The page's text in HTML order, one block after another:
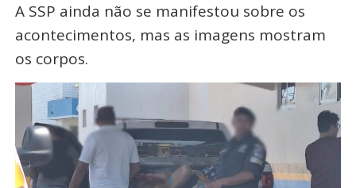
A SSP ainda não se manifestou sobre os
acontecimentos, mas as imagens mostram
os corpos.